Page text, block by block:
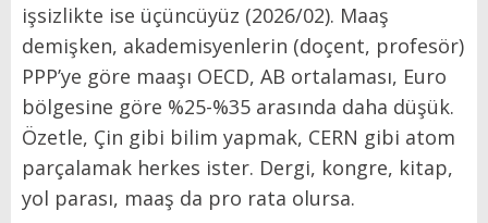
işsizlik­te ise üçüncüyüz (2026/02). Maaş
demişken, akademisyenlerin (do­çent, profesör)
PPP’ye göre maaşı OECD, AB ortalaması, Euro
bölgesi­ne göre %25-%35 arasında daha dü­şük.
Özetle, Çin gibi bilim yapmak, CERN gibi atom
parçalamak herkes ister. Dergi, kongre, kitap,
yol para­sı, maaş da pro rata olursa.